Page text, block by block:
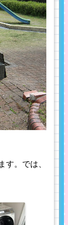
す。では、